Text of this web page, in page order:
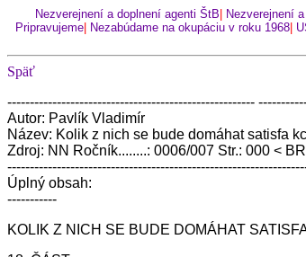
Nezverejnení a doplnení agenti ŠtB Nezverejnení
Pripravujeme Nezabúdame na okupáciu v roku 1968
Späť
-------------------------------------------------------
Autor: Pavlík Vladimír
Název: Kolik z nich se bude domáhat satisfa
Zdroj: NN Ročník........: 0006/007 Str.: 000 <
Úplný obsah:
-----------
KOLIK Z NICH SE BUDE DOMÁHAT